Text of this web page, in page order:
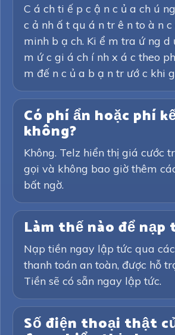
C á ch ti ế p c ậ n c ủ a ch ú
c ả nh ấ t qu á n tr ê n to à n
minh b ạ ch. Ki ể m tra ứ ng d
m ứ c gi á ch í nh x á c theo
m đế n c ủ a b ạ n tr ướ c khi
Có phí ẩn hoặc phí
không?
Không. Telz hiển thị giá cước
gọi và không bao giờ thêm
bất ngờ.
Làm thế nào để nạp
Nạp tiền ngay lập tức qua
thanh toán an toàn, được hỗ
Tiền sẽ có sẵn ngay lập tức.
Số điện thoại thật